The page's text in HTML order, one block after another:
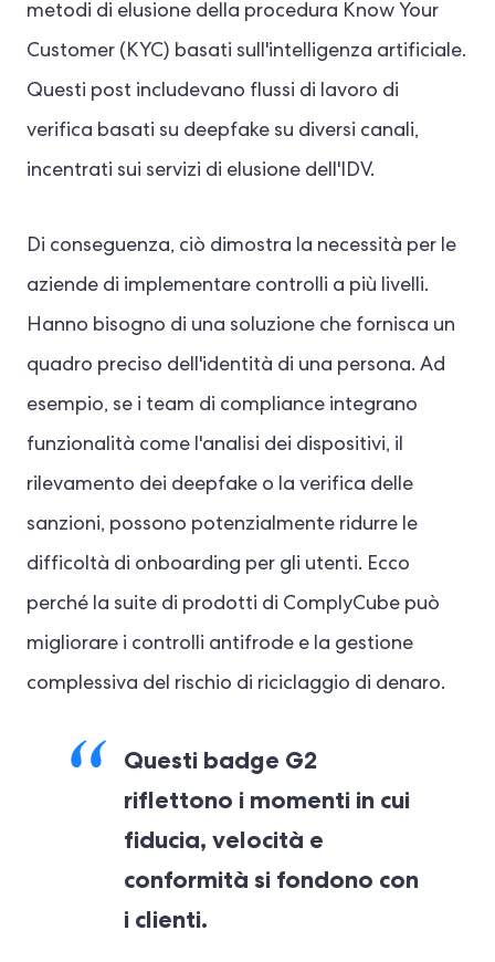
metodi di elusione della procedura Know Your
Customer (KYC) basati sull'intelligenza artificiale.
Questi post includevano flussi di lavoro di
verifica basati su deepfake su diversi canali,
incentrati sui servizi di elusione dell'IDV.
Di conseguenza, ciò dimostra la necessità per le
aziende di implementare controlli a più livelli.
Hanno bisogno di una soluzione che fornisca un
quadro preciso dell'identità di una persona. Ad
esempio, se i team di compliance integrano
funzionalità come l'analisi dei dispositivi, il
rilevamento dei deepfake o la verifica delle
sanzioni, possono potenzialmente ridurre le
difficoltà di onboarding per gli utenti. Ecco
perché la suite di prodotti di ComplyCube può
migliorare i controlli antifrode e la gestione
complessiva del rischio di riciclaggio di denaro.
Questi badge G2
riflettono i momenti in cui
fiducia, velocità e
conformità si fondono con
i clienti.